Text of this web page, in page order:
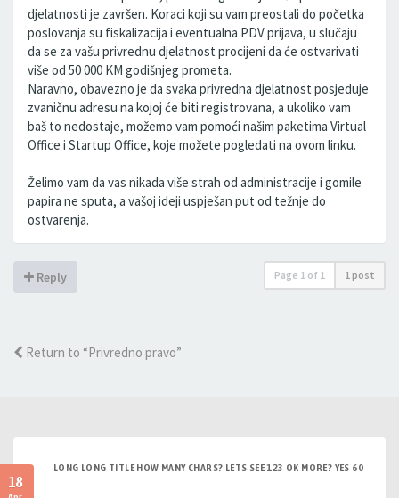
djelatnosti je završen. Koraci koji su vam preostali do početka
poslovanja su fiskalizacija i eventualna PDV prijava, u slučaju
da se za vašu privrednu djelatnost procijeni da će ostvarivati
više od 50 000 KM godišnjeg prometa.
Naravno, obavezno je da svaka privredna djelatnost posjeduje
zvaničnu adresu na kojoj će biti registrovana, a ukoliko vam
baš to nedostaje, možemo vam pomoći našim paketima Virtual
Office i Startup Office, koje možete pogledati na ovom linku.
Želimo vam da vas nikada više strah od administracije i gomile
papira ne sputa, a vašoj ideji uspješan put od težnje do
ostvarenja.
Reply Page 1 of 1 1 post
Return to “Privredno pravo”
18
LONG LONG TITLE HOW MANY CHARS? LETS SEE 123 OK MORE? YES 60